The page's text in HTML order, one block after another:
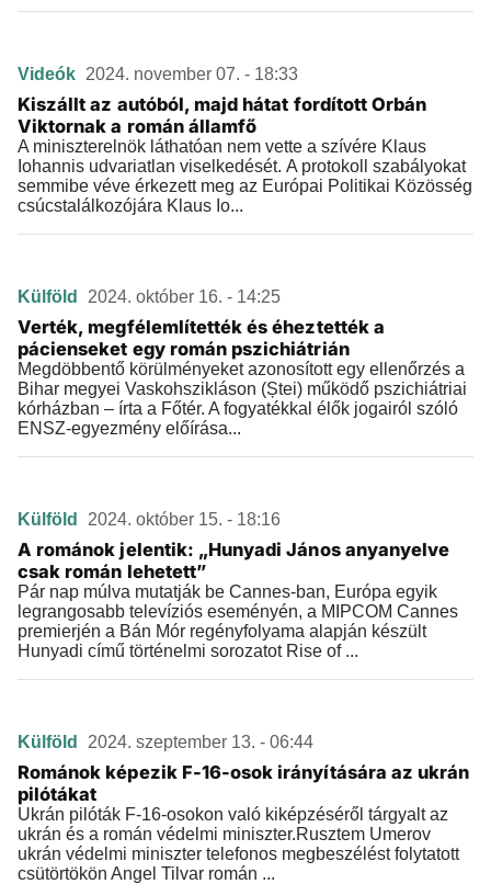
Videók 2024. november 07. - 18:33
Kiszállt az autóból, majd hátat fordított Orbán
Viktornak a román államfő
A miniszterelnök láthatóan nem vette a szívére Klaus
Iohannis udvariatlan viselkedését. A protokoll szabályokat
semmibe véve érkezett meg az Európai Politikai Közösség
csúcstalálkozójára Klaus Io...
Külföld 2024. október 16. - 14:25
Verték, megfélemlítették és éheztették a
pácienseket egy román pszichiátrián
Megdöbbentő körülményeket azonosított egy ellenőrzés a
Bihar megyei Vaskohszikláson (Ștei) működő pszichiátriai
kórházban – írta a Főtér. A fogyatékkal élők jogairól szóló
ENSZ-egyezmény előírása...
Külföld 2024. október 15. - 18:16
A románok jelentik: „Hunyadi János anyanyelve
csak román lehetett”
Pár nap múlva mutatják be Cannes-ban, Európa egyik
legrangosabb televíziós eseményén, a MIPCOM Cannes
premierjén a Bán Mór regényfolyama alapján készült
Hunyadi című történelmi sorozatot Rise of ...
Külföld 2024. szeptember 13. - 06:44
Románok képezik F-16-osok irányítására az ukrán
pilótákat
Ukrán pilóták F-16-osokon való kiképzéséről tárgyalt az
ukrán és a román védelmi miniszter.Rusztem Umerov
ukrán védelmi miniszter telefonos megbeszélést folytatott
csütörtökön Angel Tilvar román ...